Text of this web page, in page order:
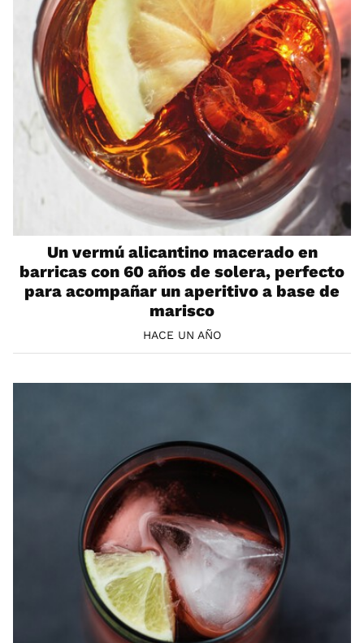
Un vermú alicantino macerado en
barricas con 60 años de solera, perfecto
para acompañar un aperitivo a base de
marisco
HACE UN AÑO